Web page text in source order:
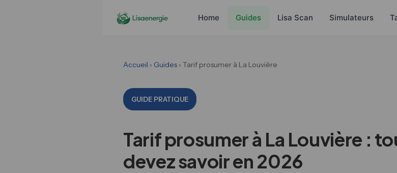
Home Guides Lisa Scan Simulateurs
Accueil › Guides › Tarif prosumer à La Louvière
GUIDE PRATIQUE
Tarif prosumer à La Louvière :
devez savoir en 2026